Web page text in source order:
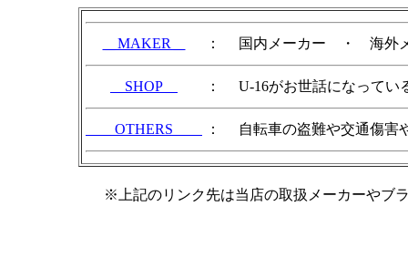
＿MAKER＿ ： 国内メーカー ・ 海
＿SHOP＿ ： U-16がお世話になって
＿OTHERS＿ ： 自転車の盗難や交通傷
※上記のリンク先は当店の取扱メーカーやブ